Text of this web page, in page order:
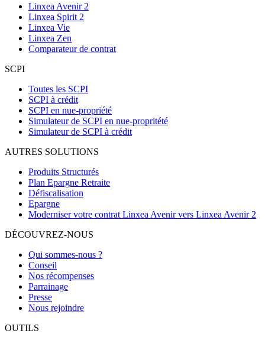
Linxea Avenir 2
Linxea Spirit 2
Linxea Vie
Linxea Zen
Comparateur de contrat
SCPI
Toutes les SCPI
SCPI à crédit
SCPI en nue-propriété
Simulateur de SCPI en nue-propritété
Simulateur de SCPI à crédit
AUTRES SOLUTIONS
Produits Structurés
Plan Epargne Retraite
Défiscalisation
Epargne
Moderniser votre contrat Linxea Avenir vers Linxea Avenir 2
DÉCOUVREZ-NOUS
Qui sommes-nous ?
Conseil
Nos récompenses
Parrainage
Presse
Nous rejoindre
OUTILS